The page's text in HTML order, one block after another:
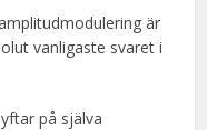
är
vanligaste svaret i
på själva